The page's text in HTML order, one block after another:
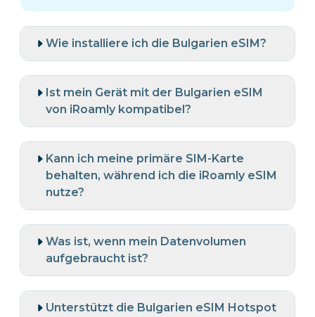
Wie installiere ich die Bulgarien eSIM?
Ist mein Gerät mit der Bulgarien eSIM
von iRoamly kompatibel?
Kann ich meine primäre SIM-Karte
behalten, während ich die iRoamly eSIM
nutze?
Was ist, wenn mein Datenvolumen
aufgebraucht ist?
Unterstützt die Bulgarien eSIM Hotspot